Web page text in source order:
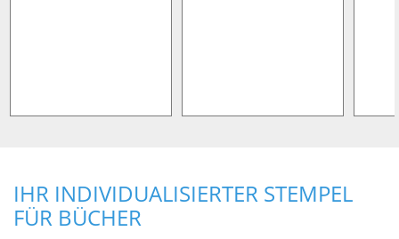
IHR INDIVIDUALISIERTER STEMPEL
FÜR BÜCHER